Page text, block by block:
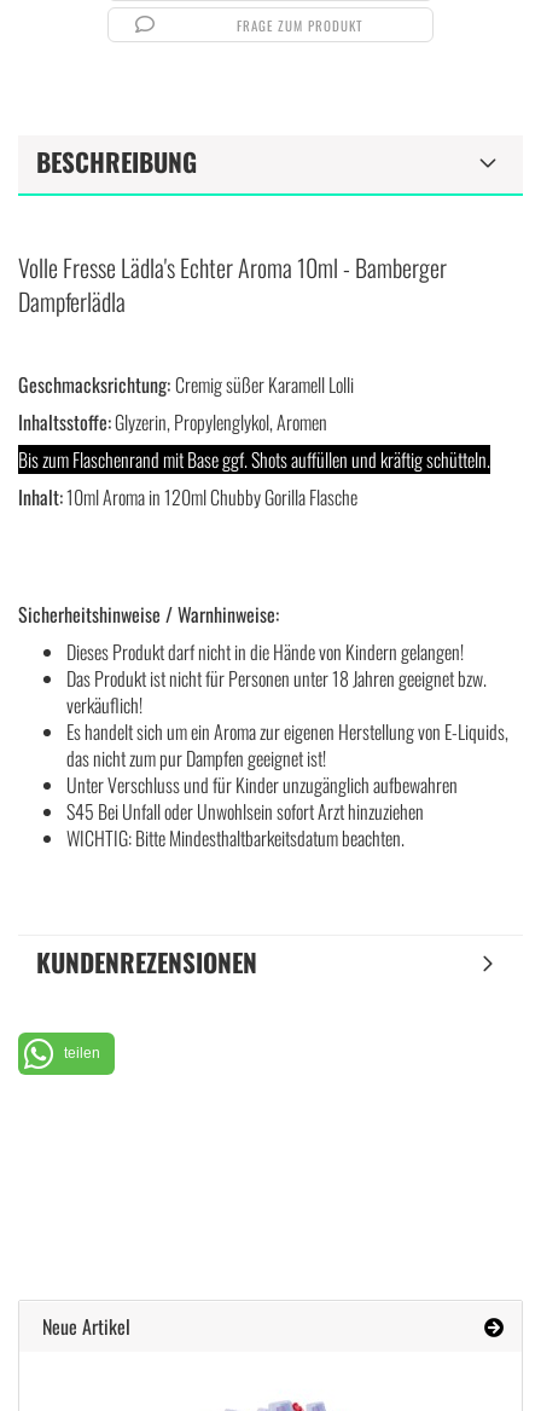
FRAGE ZUM PRODUKT
BESCHREIBUNG
Volle Fresse Lädla's Echter Aroma 10ml - Bamberger
Dampferlädla
Geschmacksrichtung:Cremig süßer Karamell Lolli
Inhaltsstoffe:Glyzerin, Propylenglykol, Aromen
Bis zum Flaschenrand mit Base ggf. Shots auffüllen und kräftig schütteln.
Inhalt:10ml Aroma in 120ml Chubby Gorilla Flasche
Sicherheitshinweise / Warnhinweise:
Dieses Produkt darf nicht in die Hände von Kindern gelangen!
Das Produkt ist nicht für Personen unter 18 Jahren geeignet bzw.
verkäuflich!
Es handelt sich um ein Aroma zur eigenen Herstellung von E-Liquids,
das nicht zum pur Dampfen geeignet ist!
Unter Verschluss und für Kinder unzugänglich aufbewahren
S45 Bei Unfall oder Unwohlsein sofort Arzt hinzuziehen
WICHTIG: Bitte Mindesthaltbarkeitsdatum beachten.
KUNDENREZENSIONEN
teilen
Neue Artikel